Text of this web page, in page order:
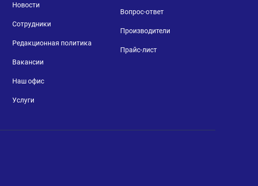
Новости
Сотрудники
Редакционная политика
Вакансии
Наш офис
Услуги
Вопрос-ответ
Производители
Прайс-лист